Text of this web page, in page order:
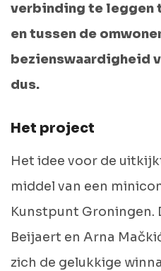
verbinding te leggen
en tussen de
bezienswaardigheid
dus.
Het project
Het idee voor de
middel van een
Kunstpunt Groningen.
Beijaert en Arna
zich de gelukkige